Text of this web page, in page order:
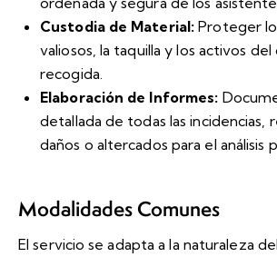
Custodia de Material: Proteger
valiosos, la taquilla y los activos
recogida.
Elaboración de Informes:
detallada de todas las incidencias,
daños o altercados para el
Modalidades Comunes
El servicio se adapta a la naturaleza